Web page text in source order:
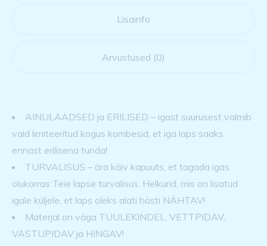
Lisainfo
Arvustused (0)
AINULAADSED ja ERILISED – igast suurusest valmib
vaid limiteeritud kogus kombesid, et iga laps saaks
ennast erilisena tunda!
TURVALISUS – ära käiv kapuuts, et tagada igas
olukorras Teie lapse turvalisus. Helkurid, mis on lisatud
igale küljele, et laps oleks alati hästi NÄHTAV!
Materjal on väga TUULEKINDEL, VETTPIDAV,
VASTUPIDAV ja HINGAV!